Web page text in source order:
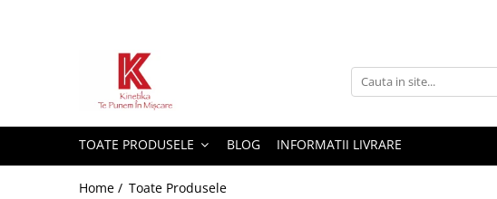
Toate Produsele
Dispozitive reabilitare
TOATE PRODUSELE BLOG INFORMATII LIVRARE
Home / Toate Produsele